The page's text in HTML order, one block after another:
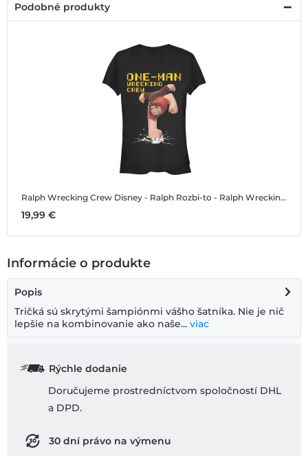
Podobné produkty
Ralph Wrecking Crew Disney - Ralph Rozbi-to - Ralph Wrecking Crew - Dámske Tričko
19,99 €
Informácie o produkte
Popis
Tričká sú skrytými šampiónmi vášho šatníka. Nie je nič
lepšie na kombinovanie ako naše... viac
Rýchle dodanie
Doručujeme prostredníctvom spoločností DHL
a DPD.
30 dní právo na výmenu